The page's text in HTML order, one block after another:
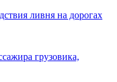
ливня на дорогах
грузовика,